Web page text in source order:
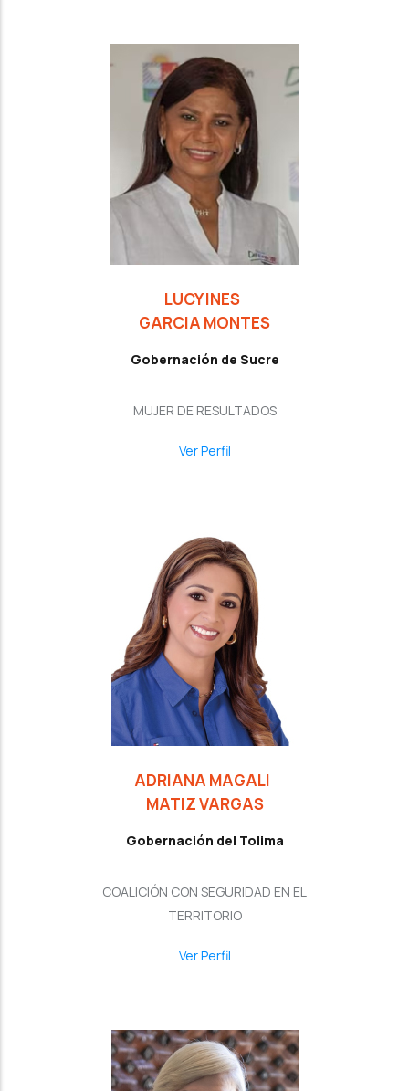
LUCY INES
GARCIA MONTES
Gobernación de Sucre
MUJER DE RESULTADOS
Ver Perfil
ADRIANA MAGALI
MATIZ VARGAS
Gobernación del Tolima
COALICIÓN CON SEGURIDAD EN EL
TERRITORIO
Ver Perfil